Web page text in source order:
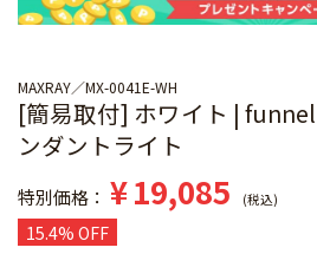
MAXRAY MX-0041E-WH
[簡易取付] ホワイト |
ンダントライト
特別価格 ¥19,085 税込
15.4% OFF